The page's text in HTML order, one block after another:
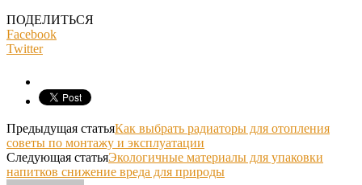
ПОДЕЛИТЬСЯ
Facebook
Twitter
Предыдущая статьяКак выбрать радиаторы для отопления
советы по монтажу и эксплуатации
Следующая статьяЭкологичные материалы для упаковки
напитков снижение вреда для природы